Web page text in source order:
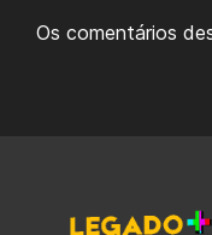
Os comentários